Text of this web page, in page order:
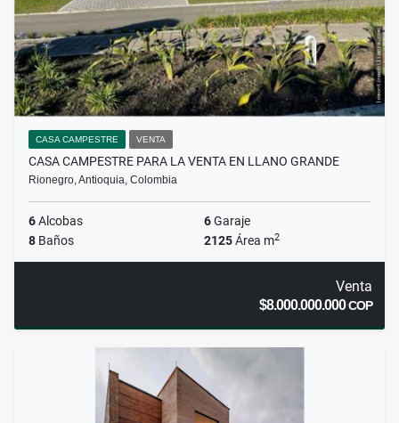
CASA CAMPESTRE VENTA
CASA CAMPESTRE PARA LA VENTA EN LLANO GRANDE
Rionegro, Antioquia, Colombia
6Alcobas 6Garaje
8 Baños 2125Área m2
Venta
$8.000.000.000COP